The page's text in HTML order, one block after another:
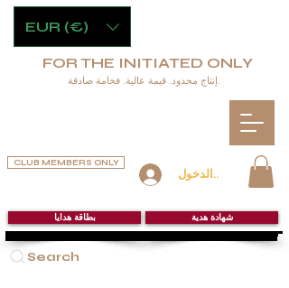
تسجيل الدخول
CLUB MEMBERS ONLY
Search
بطاقة هدايا شهادة هدية
FOR THE INITIATED ONLY
إنتاج محدود. قيمة عالية. فخامة صادقة.
EUR (€)